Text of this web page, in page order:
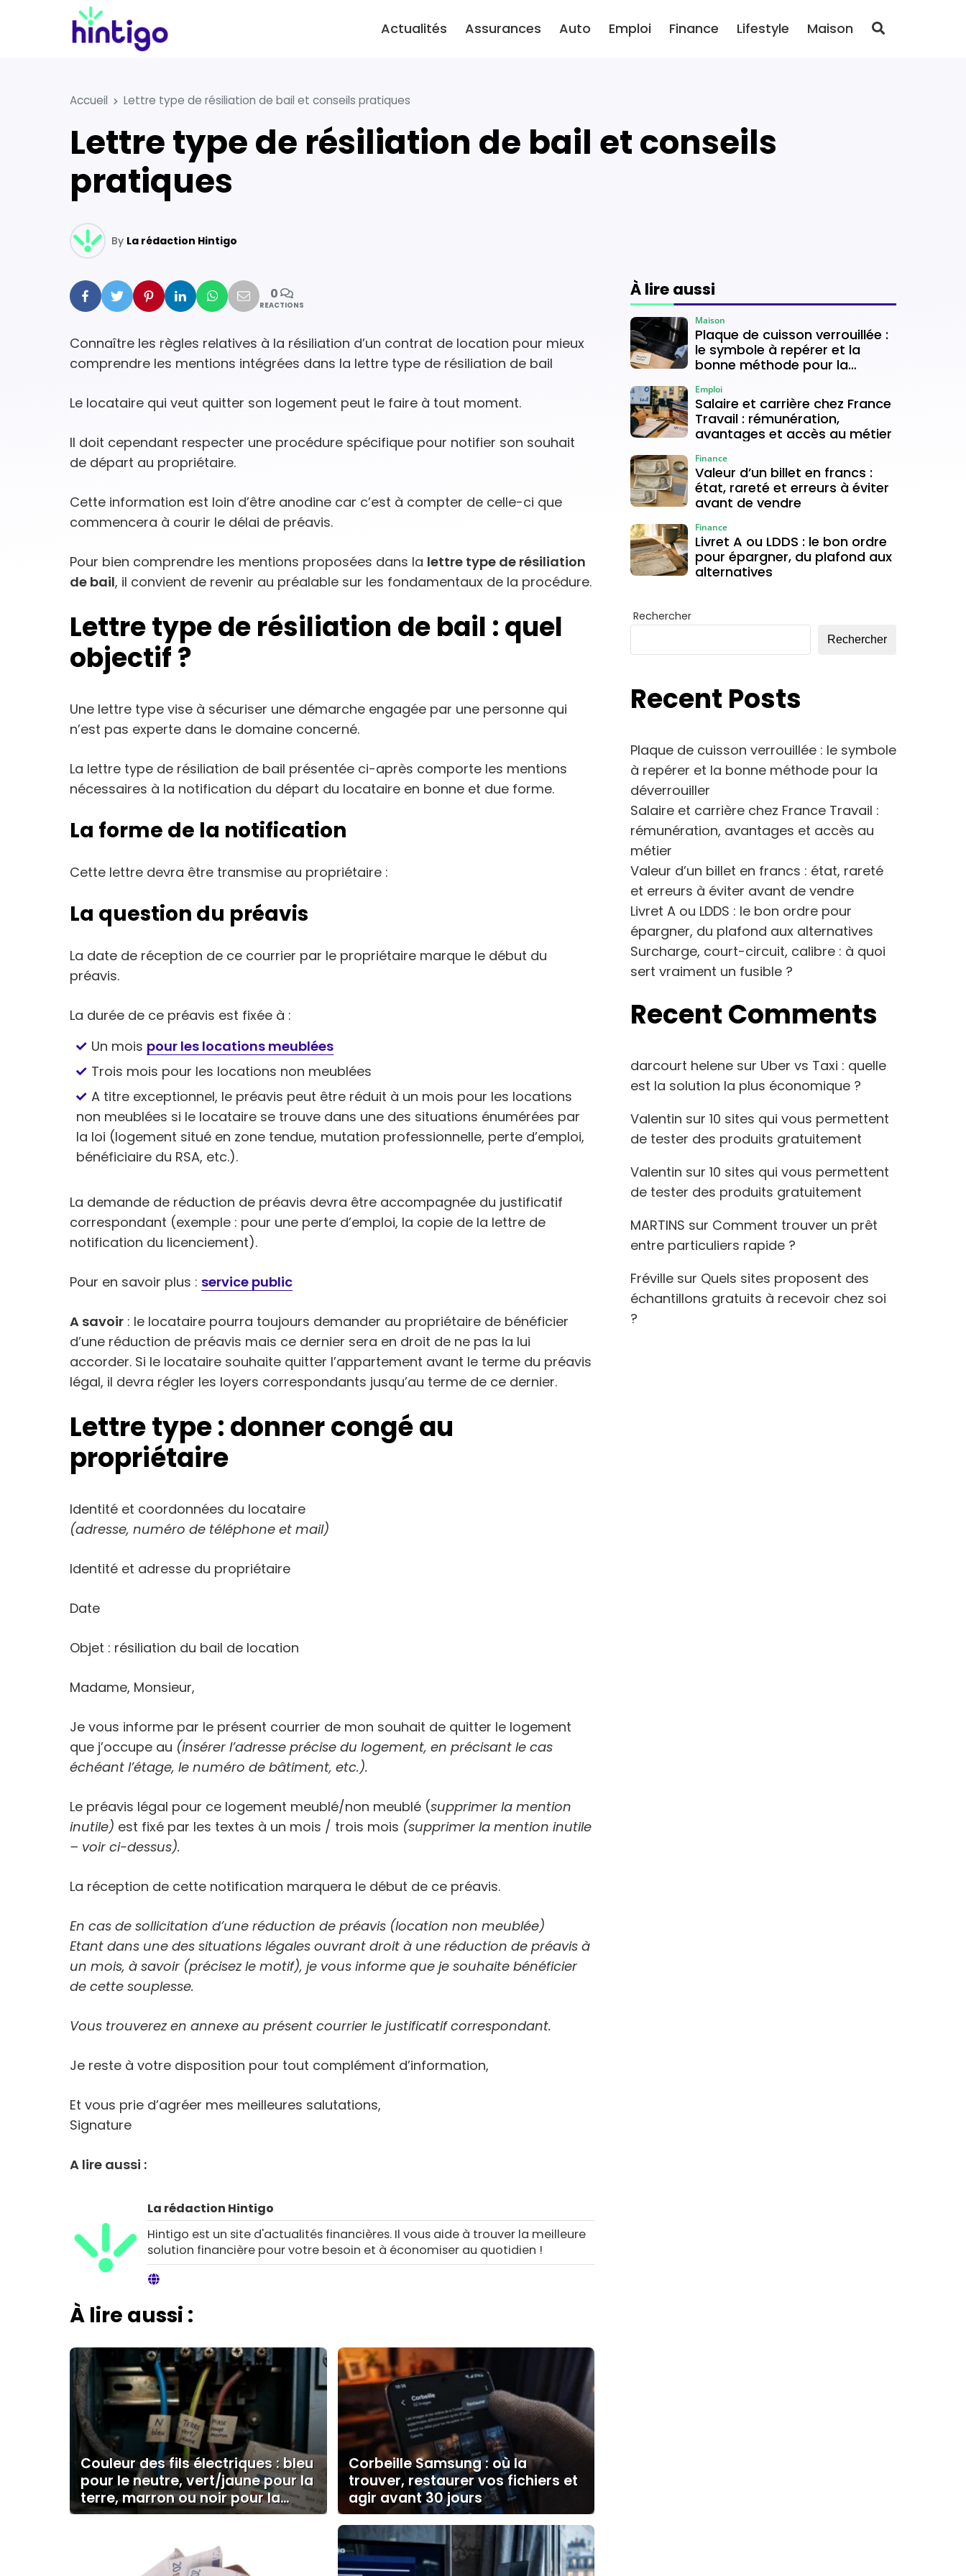
Actualités Assurances Auto Emploi Finance Lifestyle Maison
Accueil Lettre type de résiliation de bail et conseils pratiques
Lettre type de résiliation de bail et conseils
pratiques
By La rédaction Hintigo
Facebook
Twitter PinterestLinkedinWhatsapp
Mail0
REACTIONS
Connaître les règles relatives à la résiliation d’un contrat de location pour mieux
comprendre les mentions intégrées dans la lettre type de résiliation de bail
Le locataire qui veut quitter son logement peut le faire à tout moment.
Il doit cependant respecter une procédure spécifique pour notifier son souhait
de départ au propriétaire.
Cette information est loin d’être anodine car c’est à compter de celle-ci que
commencera à courir le délai de préavis.
Pour bien comprendre les mentions proposées dans la lettre type de résiliation
de bail, il convient de revenir au préalable sur les fondamentaux de la procédure.
Lettre type de résiliation de bail : quel
objectif ?
Une lettre type vise à sécuriser une démarche engagée par une personne qui
n’est pas experte dans le domaine concerné.
La lettre type de résiliation de bail présentée ci-après comporte les mentions
nécessaires à la notification du départ du locataire en bonne et due forme.
La forme de la notification
Cette lettre devra être transmise au propriétaire :
La question du préavis
La date de réception de ce courrier par le propriétaire marque le début du
préavis.
La durée de ce préavis est fixée à :
Un mois pour les locations meublées
Trois mois pour les locations non meublées
A titre exceptionnel, le préavis peut être réduit à un mois pour les locations
non meublées si le locataire se trouve dans une des situations énumérées par
la loi (logement situé en zone tendue, mutation professionnelle, perte d’emploi,
bénéficiaire du RSA, etc.).
La demande de réduction de préavis devra être accompagnée du justificatif
correspondant (exemple : pour une perte d’emploi, la copie de la lettre de
notification du licenciement).
Pour en savoir plus : service public
A savoir : le locataire pourra toujours demander au propriétaire de bénéficier
d’une réduction de préavis mais ce dernier sera en droit de ne pas la lui
accorder. Si le locataire souhaite quitter l’appartement avant le terme du préavis
légal, il devra régler les loyers correspondants jusqu’au terme de ce dernier.
Lettre type : donner congé au
propriétaire
Identité et coordonnées du locataire
(adresse, numéro de téléphone et mail)
Identité et adresse du propriétaire
Date
Objet : résiliation du bail de location
Madame, Monsieur,
Je vous informe par le présent courrier de mon souhait de quitter le logement
que j’occupe au (insérer l’adresse précise du logement, en précisant le cas
échéant l’étage, le numéro de bâtiment, etc.).
Le préavis légal pour ce logement meublé/non meublé (supprimer la mention
inutile) est fixé par les textes à un mois / trois mois (supprimer la mention inutile
– voir ci-dessus).
La réception de cette notification marquera le début de ce préavis.
En cas de sollicitation d’une réduction de préavis (location non meublée)
Etant dans une des situations légales ouvrant droit à une réduction de préavis à
un mois, à savoir (précisez le motif), je vous informe que je souhaite bénéficier
de cette souplesse.
Vous trouverez en annexe au présent courrier le justificatif correspondant.
Je reste à votre disposition pour tout complément d’information,
Et vous prie d’agréer mes meilleures salutations,
Signature
A lire aussi :
La rédaction Hintigo
Hintigo est un site d'actualités financières. Il vous aide à trouver la meilleure
solution financière pour votre besoin et à économiser au quotidien !
À lire aussi :
Couleur des fils électriques : bleu
pour le neutre, vert/jaune pour la
terre, marron ou noir pour la
phase
Corbeille Samsung : où la
trouver, restaurer vos fichiers et
agir avant 30 jours
À lire aussi
Plaque de cuisson verrouillée :
le symbole à repérer et la
bonne méthode pour la
Maison
Salaire et carrière chez France
Travail : rémunération,
avantages et accès au métier
Emploi
Valeur d’un billet en francs :
état, rareté et erreurs à éviter
avant de vendre
Finance
Livret A ou LDDS : le bon ordre
pour épargner, du plafond aux
alternatives
Finance
Rechercher
Rechercher
Recent Posts
Plaque de cuisson verrouillée : le symbole
à repérer et la bonne méthode pour la
déverrouiller
Salaire et carrière chez France Travail :
rémunération, avantages et accès au
métier
Valeur d’un billet en francs : état, rareté
et erreurs à éviter avant de vendre
Livret A ou LDDS : le bon ordre pour
épargner, du plafond aux alternatives
Surcharge, court-circuit, calibre : à quoi
sert vraiment un fusible ?
Recent Comments
darcourt helene sur Uber vs Taxi : quelle
est la solution la plus économique ?
Valentin sur 10 sites qui vous permettent
de tester des produits gratuitement
Valentin sur 10 sites qui vous permettent
de tester des produits gratuitement
MARTINS sur Comment trouver un prêt
entre particuliers rapide ?
Fréville sur Quels sites proposent des
échantillons gratuits à recevoir chez soi
?